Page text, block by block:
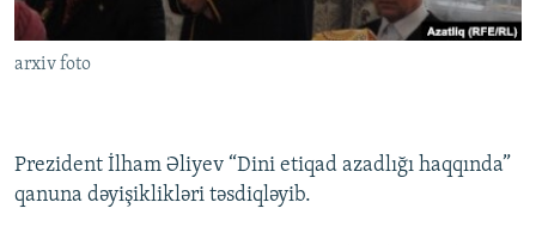
İNFOQRAFIKA
KARIKATURA
AZƏRBAYCAN ƏDƏBIYYATI KITABXANASI
İSLAM VƏ DEMOKRATIYA
MISSIYAMIZ
PEŞƏ ETIKASI VƏ JURNALISTIKA STANDARTLARIMIZ
AZADLIQRADIOSU MOBIL TELEFONUNUZDA
BIZIMLƏ ƏLAQƏ
BIZI IZLƏ
RFE/RL-in bütün saytları
arxiv foto
Prezident İlham Əliyev “Dini etiqad azadlığı haqqında”
qanuna dəyişiklikləri təsdiqləyib.